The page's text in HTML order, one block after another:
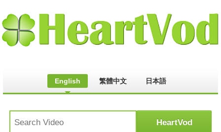
English 繁體中文 日本語